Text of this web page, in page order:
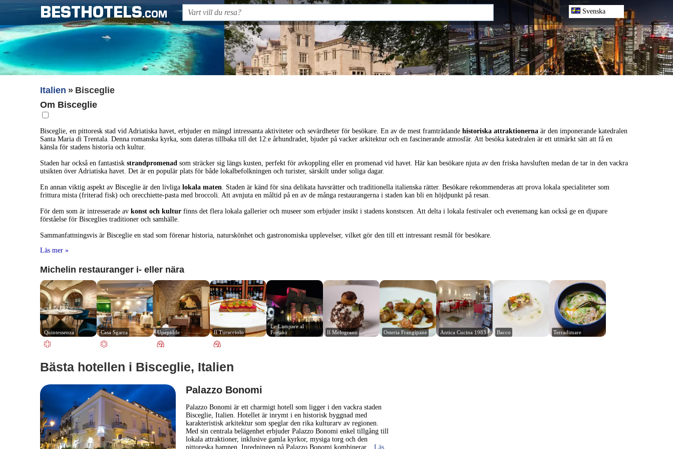
BESTHOTELS.COM Svenska
Italien
Bisceglie
Om Bisceglie
Bisceglie, en pittoresk stad vid Adriatiska havet, erbjuder en mängd intressanta aktiviteter och sevärdheter för besökare. En av de mest framträdandehistoriska attraktionerna är den imponerande katedralen
Santa Maria di Trentala. Denna romanska kyrka, som dateras tillbaka till det 12:e århundradet, bjuder på vacker arkitektur och en fascinerande atmosfär. Att besöka katedralen är ett utmärkt sätt att få en
känsla för stadens historia och kultur.
Staden har också en fantastiskstrandpromenad som sträcker sig längs kusten, perfekt för avkoppling eller en promenad vid havet. Här kan besökare njuta av den friska havsluften medan de tar in den vackra
utsikten över Adriatiska havet. Det är en populär plats för både lokalbefolkningen och turister, särskilt under soliga dagar.
En annan viktig aspekt av Bisceglie är den livligalokala maten. Staden är känd för sina delikata havsrätter och traditionella italienska rätter. Besökare rekommenderas att prova lokala specialiteter som
frittura mista (friterad fisk) och orecchiette-pasta med broccoli. Att avnjuta en måltid på en av de många restaurangerna i staden kan bli en höjdpunkt på resan.
För dem som är intresserade avkonst och kultur finns det flera lokala gallerier och museer som erbjuder insikt i stadens konstscen. Att delta i lokala festivaler och evenemang kan också ge en djupare
förståelse för Bisceglies traditioner och samhälle.
Sammanfattningsvis är Bisceglie en stad som förenar historia, naturskönhet och gastronomiska upplevelser, vilket gör den till ett intressant resmål för besökare.
Läs mer »
Michelin restauranger i- eller nära
Quintessenza Casa Sgarra Upepidde Il Turacciolo
Le Lampare al
Fortino
Il Melograno Osteria Frangipane Antica Cucina 1983 Bacco Terradimare
Bästa hotellen i Bisceglie, Italien
Palazzo Bonomi
Palazzo Bonomi är ett charmigt hotell som ligger i den vackra staden
Bisceglie, Italien. Hotellet är inrymt i en historisk byggnad med
karakteristisk arkitektur som speglar den rika kulturarv av regionen.
Med sin centrala belägenhet erbjuder Palazzo Bonomi enkel tillgång till
lokala attraktioner, inklusive gamla kyrkor, mysiga torg och den
pittoreska hamnen. Inredningen på Palazzo Bonomi kombinerar... Läs